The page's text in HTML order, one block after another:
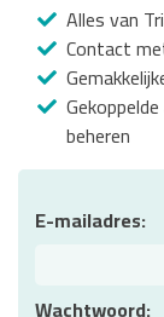
E-mailadres
Alles van
Contact
beheren